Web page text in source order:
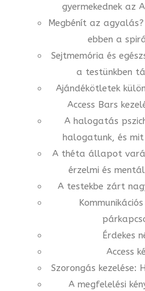
gyermekednek az
Megbénít az
ebben a
Sejtmemória és
a testünkben
Ajándékötletek
Access Bars
A halogatás
halogatunk, és
A théta állapot
érzelmi és
A testekbe zárt
Érdekes
Access
Szorongás kezelése:
A megfelelési